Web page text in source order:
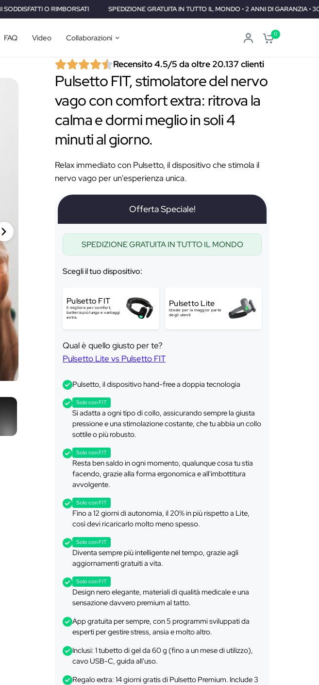
SPEDIZIONE GRATUITA IN TUTTO IL MONDO • 2 ANNI DI GARANZIA • 30 GIORNI SODDISFATTI O
FAQ Video Collaborazioni 0
Recensito 4.5/5 da oltre 20.137 clienti
Pulsetto FIT, stimolatore del nervo
vago con comfort extra: ritrova la
calma e dormi meglio in soli 4
minuti al giorno.
Relax immediato con Pulsetto, il dispositivo che stimola il
nervo vago per un'esperienza unica.
Offerta Speciale!
SPEDIZIONE GRATUITA IN TUTTO IL MONDO
Scegli il tuo dispositivo:
Pulsetto FIT
Il migliore per comfort,
batteria più lunga e vantaggi
extra.
Pulsetto Lite
Ideale per la maggior parte
degli utenti
Qual è quello giusto per te?
Pulsetto Lite vs Pulsetto FIT
Pulsetto, il dispositivo hand-free a doppia tecnologia
Solo con FIT
Si adatta a ogni tipo di collo, assicurando sempre la giusta
pressione e una stimolazione costante, che tu abbia un collo
sottile o più robusto.
Solo con FIT
Resta ben saldo in ogni momento, qualunque cosa tu stia
facendo, grazie alla forma ergonomica e all'imbottitura
avvolgente.
Solo con FIT
Fino a 12 giorni di autonomia, il 20% in più rispetto a Lite,
così devi ricaricarlo molto meno spesso.
Solo con FIT
Diventa sempre più intelligente nel tempo, grazie agli
aggiornamenti gratuiti a vita.
Solo con FIT
Design nero elegante, materiali di qualità medicale e una
sensazione davvero premium al tatto.
App gratuita per sempre, con 5 programmi sviluppati da
esperti per gestire stress, ansia e molto altro.
Inclusi: 1 tubetto di gel da 60 g (fino a un mese di utilizzo),
cavo USB-C, guida all'uso.
Regalo extra: 14 giorni gratis di Pulsetto Premium. Include 3